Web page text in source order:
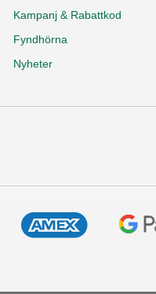
Kampanj & Rabattkod
Fyndhörna
Nyheter